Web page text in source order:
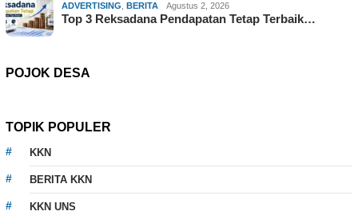
ADVERTISING, BERITA Agustus 2, 2026
Top 3 Reksadana Pendapatan Tetap Terbaik…
POJOK DESA
TOPIK POPULER
KKN
BERITA KKN
KKN UNS